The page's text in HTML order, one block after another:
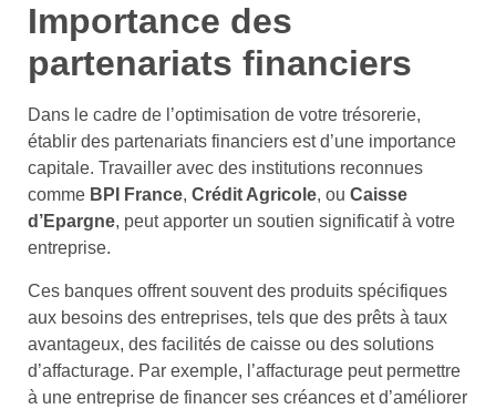
Importance des
partenariats financiers
Dans le cadre de l’optimisation de votre trésorerie,
établir des partenariats financiers est d’une importance
capitale. Travailler avec des institutions reconnues
comme BPI France, Crédit Agricole, ou Caisse
d’Epargne, peut apporter un soutien significatif à votre
entreprise.
Ces banques offrent souvent des produits spécifiques
aux besoins des entreprises, tels que des prêts à taux
avantageux, des facilités de caisse ou des solutions
d’affacturage. Par exemple, l’affacturage peut permettre
à une entreprise de financer ses créances et d’améliorer